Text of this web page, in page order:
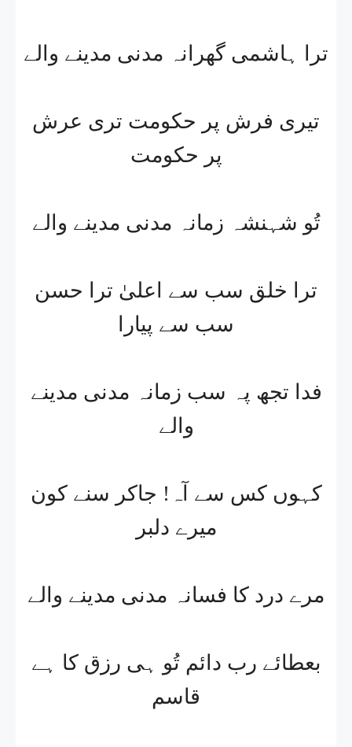
ترا ہاشمی گھرانہ مدنی مدینے والے
تیری فرش پر حکومت تری عرش
پر حکومت
تُو شہنشہ زمانہ مدنی مدینے والے
ترا خلق سب سے اعلیٰ ترا حسن
سب سے پیارا
فدا تجھ پہ سب زمانہ مدنی مدینے
والے
کہوں کس سے آہ! جاکر سنے کون
میرے دلبر
مرے درد کا فسانہ مدنی مدینے والے
بعطائے رب دائم تُو ہی رزق کا ہے
قاسم